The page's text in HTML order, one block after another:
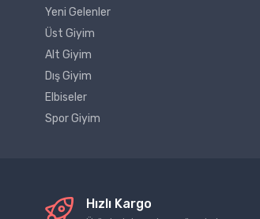
Yeni Gelenler
Üst Giyim
Alt Giyim
Dış Giyim
Elbiseler
Spor Giyim
Hızlı Kargo